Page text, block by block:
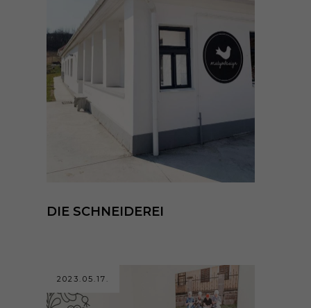
DIE SCHNEIDEREI
2023.05.17.